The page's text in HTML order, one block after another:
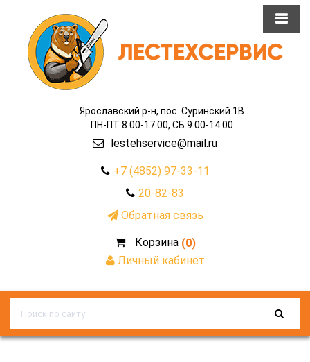
Ярославский р-н, пос. Суринский 1В
ПН-ПТ 8.00-17.00, СБ 9.00-14.00
lestehservice@mail.ru
+7 (4852) 97-33-11
20-82-83
Обратная связь
Корзина (0)
Личный кабинет